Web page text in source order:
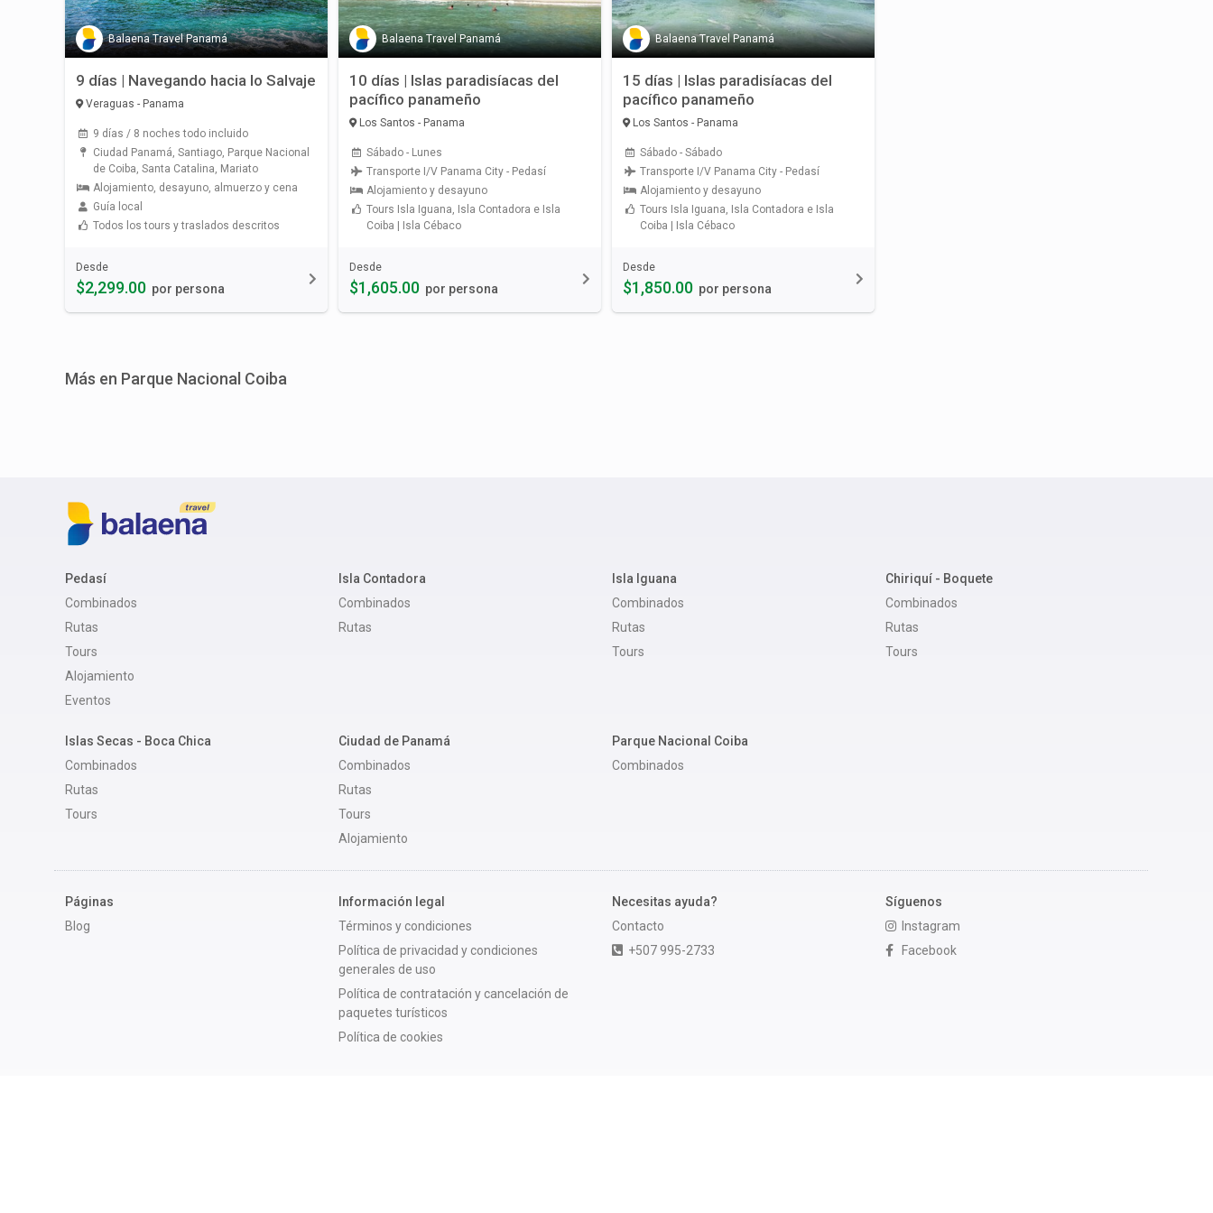
Balaena Travel Panamá
9 días | Navegando hacia lo Salvaje
Veraguas - Panama
9 días / 8 noches todo incluido
Ciudad Panamá, Santiago, Parque Nacional
de Coiba, Santa Catalina, Mariato
Alojamiento, desayuno, almuerzo y cena
Guía local
Todos los tours y traslados descritos
Desde
$2,299.00 por persona
Balaena Travel Panamá
10 días | Islas paradisíacas del
pacífico panameño
Los Santos - Panama
Sábado - Lunes
Transporte I/V Panama City - Pedasí
Alojamiento y desayuno
Tours Isla Iguana, Isla Contadora e Isla
Coiba | Isla Cébaco
Desde
$1,605.00 por persona
Balaena Travel Panamá
15 días | Islas paradisíacas del
pacífico panameño
Los Santos - Panama
Sábado - Sábado
Transporte I/V Panama City - Pedasí
Alojamiento y desayuno
Tours Isla Iguana, Isla Contadora e Isla
Coiba | Isla Cébaco
Desde
$1,850.00 por persona
Más en Parque Nacional Coiba
Pedasí
Combinados
Rutas
Tours
Alojamiento
Eventos
Isla Contadora
Combinados
Rutas
Isla Iguana
Combinados
Rutas
Tours
Chiriquí - Boquete
Combinados
Rutas
Tours
Islas Secas - Boca Chica
Combinados
Rutas
Tours
Ciudad de Panamá
Combinados
Rutas
Tours
Alojamiento
Parque Nacional Coiba
Combinados
Páginas
Blog
Información legal
Términos y condiciones
Política de privacidad y condiciones
generales de uso
Política de contratación y cancelación de
paquetes turísticos
Política de cookies
Necesitas ayuda?
Contacto
+507 995-2733
Síguenos
Instagram
Facebook